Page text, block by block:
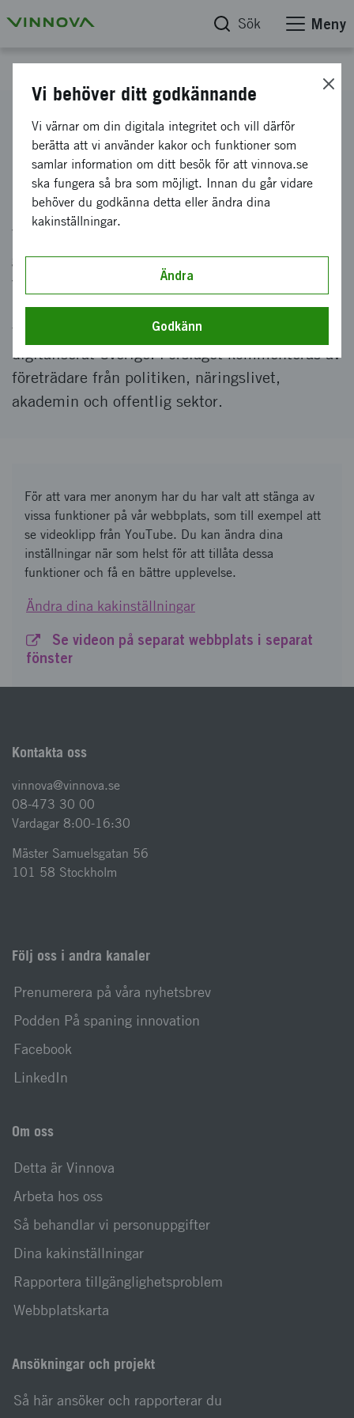
Sök Meny
Kraftsamling för ett hållbart
digitaliserat Sverige
Uppdaterad: 23 augusti 2021 | Publicerad: 9 juli 2021
Vad behövs för att Sverige ska lyckas med den
gröna, digitala omställningen? Har vi råd att
vänta när omvärlden storsatsar? Fem
myndigheter presenterar sina gemensamma
förslag till kraftsamling för ett hållbart
digitaliserat Sverige. Förslaget kommenteras av
företrädare från politiken, näringslivet,
akademin och offentlig sektor.
För att vara mer anonym har du har valt att stänga av
vissa funktioner på vår webbplats, som till exempel att
se videoklipp från YouTube. Du kan ändra dina
inställningar när som helst för att tillåta dessa
funktioner och få en bättre upplevelse.
Ändra dina kakinställningar
Se videon på separat webbplats i separat
fönster
Kontakta oss
vinnova@vinnova.se
08-473 30 00
Vardagar 8:00-16:30
Mäster Samuelsgatan 56
101 58 Stockholm
Följ oss i andra kanaler
Prenumerera på våra nyhetsbrev
Podden På spaning innovation
Facebook
LinkedIn
Om oss
Detta är Vinnova
Arbeta hos oss
Så behandlar vi personuppgifter
Dina kakinställningar
Rapportera tillgänglighetsproblem
Webbplatskarta
Ansökningar och projekt
Så här ansöker och rapporterar du
Vi behöver ditt godkännande
Vi värnar om din digitala integritet och vill därför
berätta att vi använder kakor och funktioner som
samlar information om ditt besök för att vinnova.se
ska fungera så bra som möjligt. Innan du går vidare
behöver du godkänna detta eller ändra dina
kakinställningar.
Ändra
Godkänn